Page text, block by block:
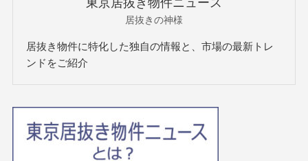
東京居抜き物件ニュース
居抜きの神様
居抜き物件に特化した独自の情報と、市場の最新トレ
ンドをご紹介